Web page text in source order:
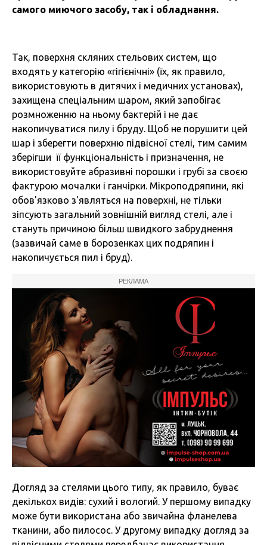
самого миючого засобу, так і обладнання.
Так, поверхня скляних стельових систем, що
входять у категорію «гігієнічні» (їх, як правило,
використовують в дитячих і медичних установах),
захищена спеціальним шаром, який запобігає
розмноженню на ньому бактерій і не дає
накопичуватися пилу і бруду. Щоб не порушити цей
шар і зберегти поверхню підвісної стелі, тим самим
зберігши її функціональність і призначення, не
використовуйте абразивні порошки і грубі за своєю
фактурою мочалки і ганчірки. Мікроподряпини, які
обов'язково з'являться на поверхні, не тільки
зіпсують загальний зовнішній вигляд стелі, але і
стануть причиною більш швидкого забруднення
(зазвичай саме в борозенках цих подряпин і
накопичується пил і бруд).
РЕКЛАМА
Догляд за стелями цього типу, як правило, буває
декількох видів: сухий і вологий. У першому випадку
може бути використана або звичайна фланелева
тканини, або пилосос. У другому випадку догляд за